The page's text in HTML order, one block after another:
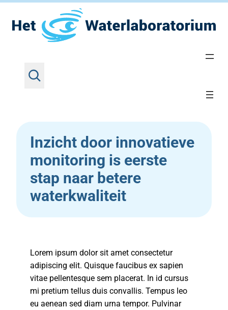
Home•
Inzicht door innovatieve
monitoring is eerste
stap naar betere
waterkwaliteit
Lorem ipsum dolor sit amet consectetur
adipiscing elit. Quisque faucibus ex sapien
vitae pellentesque sem placerat. In id cursus
mi pretium tellus duis convallis. Tempus leo
eu aenean sed diam urna tempor. Pulvinar